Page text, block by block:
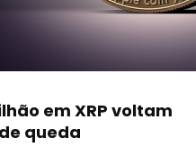
em XRP voltam
queda